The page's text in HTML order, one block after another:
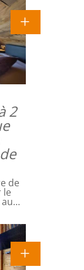
2
de
le
au…